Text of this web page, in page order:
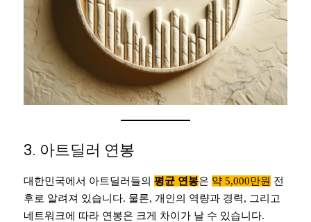
3. 아트딜러 연봉
대한민국에서 아트딜러들의 평균 연봉은 약 5,000만원 전
후로 알려져 있습니다. 물론, 개인의 역량과 경력, 그리고
네트워크에 따라 연봉은 크게 차이가 날 수 있습니다.